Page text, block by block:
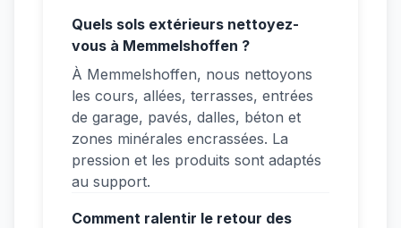
Quels sols extérieurs nettoyez-
vous à Memmelshoffen ?
À Memmelshoffen, nous nettoyons
les cours, allées, terrasses, entrées
de garage, pavés, dalles, béton et
zones minérales encrassées. La
pression et les produits sont adaptés
au support.
Comment ralentir le retour des